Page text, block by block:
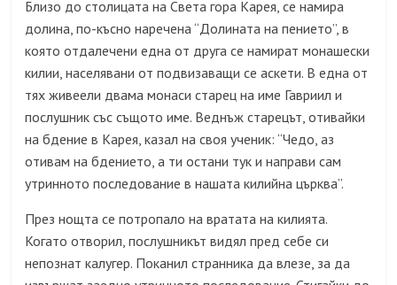
Близо до столицата на Света гора Карея, се намира
долина, по-късно наречена “Долината на пението”, в
която отдалечени една от друга се намират монашески
килии, населявани от подвизаващи се аскети. В една от
тях живеели двама монаси старец на име Гавриил и
послушник със същото име. Веднъж старецът, отивайки
на бдение в Карея, казал на своя ученик: “Чедо, аз
отивам на бдението, а ти остани тук и направи сам
утринното последование в нашата килийна църква”.
През нощта се потропало на вратата на килията.
Когато отворил, послушникът видял пред себе си
непознат калугер. Поканил странника да влезе, за да